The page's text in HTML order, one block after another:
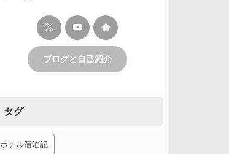
ブログと自己紹介
タグ
ホテル宿泊記